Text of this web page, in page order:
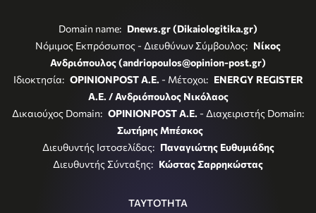
Domain name: Dnews.gr (Dikaiologitika.gr)
Νόμιμος Εκπρόσωπος - Διευθύνων Σύμβουλος: Νίκος
Ανδριόπουλος (andriopoulos@opinion-post.gr)
Ιδιοκτησία: OPINIONPOST A.E. - Μέτοχοι: ENERGY REGISTER
Α.Ε. / Ανδριόπουλος Νικόλαος
Δικαιούχος Domain: OPINIONPOST A.E. - Διαχειριστής Domain:
Σωτήρης Μπέσκος
Διευθυντής Ιστοσελίδας: Παναγιώτης Ευθυμιάδης
Διευθυντής Σύνταξης: Κώστας Σαρρηκώστας
ΤΑΥΤΟΤΗΤΑ